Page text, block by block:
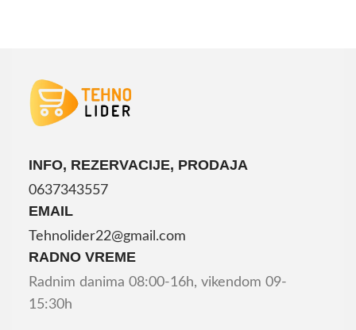
INFO, REZERVACIJE, PRODAJA
0637343557
EMAIL
Tehnolider22@gmail.com
RADNO VREME
Radnim danima 08:00-16h, vikendom 09-
15:30h